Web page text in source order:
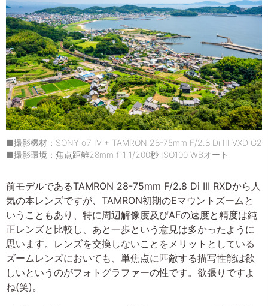
■撮影機材：SONY α7 IV + TAMRON 28-75mm F/2.8 Di III VXD G2
■撮影環境：焦点距離28mm f11 1/200秒 ISO100 WBオート
前モデルであるTAMRON 28-75mm F/2.8 Di III RXDから人
気の本レンズですが、TAMRON初期のEマウントズームと
いうこともあり、特に周辺解像度及びAFの速度と精度は純
正レンズと比較し、あと一歩という意見は多かったように
思います。レンズを交換しないことをメリットとしている
ズームレンズにおいても、単焦点に匹敵する描写性能は欲
しいというのがフォトグラファーの性です。欲張りですよ
ね(笑)。